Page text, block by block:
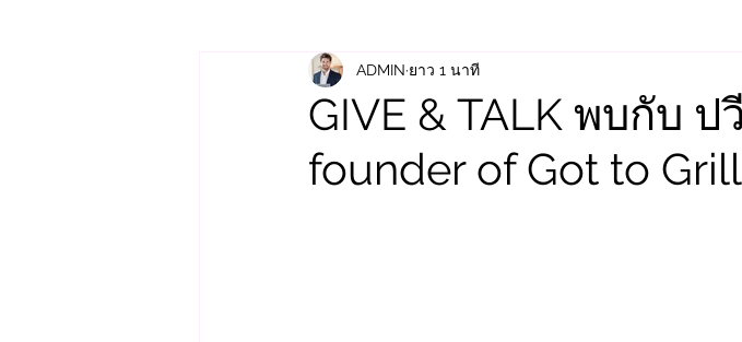
GIVE & TALK พบกับ
founder of Got to Grill
ADMIN ยาว 1 นาที